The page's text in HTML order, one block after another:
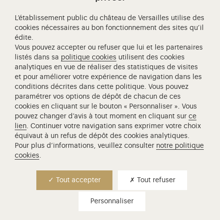
L'Opéra royal de Versailles
Centre de recherche du château de Versailles
Centre de Musique Baroque de Versailles
Réseau des Résidences Royales Européenne
Société des Amis de Versailles
Académie équestre nationale du domaine de Versailles
Campus Versailles
L’établissement public du château de Versailles utilise des
cookies nécessaires au bon fonctionnement des sites qu’il
édite.
Vous pouvez accepter ou refuser que lui et les partenaires
listés dans sa politique cookies utilisent des cookies
analytiques en vue de réaliser des statistiques de visites
et pour améliorer votre expérience de navigation dans les
conditions décrites dans cette politique. Vous pouvez
paramétrer vos options de dépôt de chacun de ces
cookies en cliquant sur le bouton « Personnaliser ». Vous
pouvez changer d’avis à tout moment en cliquant surce
lien. Continuer votre navigation sans exprimer votre choix
équivaut à un refus de dépôt des cookies analytiques.
Pour plus d’informations, veuillez consulter notre politique
cookies.
Tout accepter Tout refuser
Personnaliser